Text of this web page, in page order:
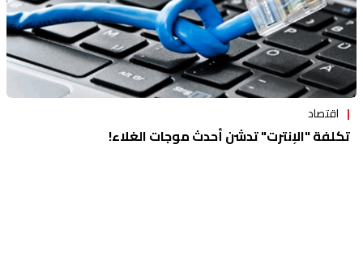
اقتصاد
تكلفة "الإنترت" تدشن أحدث موجات الغلاء!